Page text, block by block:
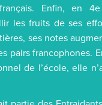
Enfin, en 4e
les fruits de ses
ses notes
pairs francophones.
de l’école, elle